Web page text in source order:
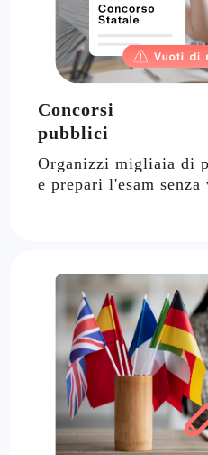
Concorsi
pubblici
Organizzi migliaia di
e prepari l'esam